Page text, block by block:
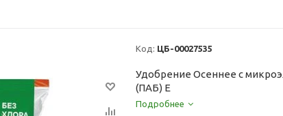
Код: ЦБ-00027535
Удобрение Осеннее с
(ПАБ) Е
Подробнее